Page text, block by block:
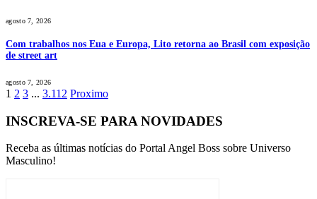
agosto 7, 2026
Com trabalhos nos Eua e Europa, Lito retorna ao Brasil com exposição
de street art
agosto 7, 2026
1 2 3 ... 3.112 Proximo
INSCREVA-SE PARA NOVIDADES
Receba as últimas notícias do Portal Angel Boss sobre Universo
Masculino!